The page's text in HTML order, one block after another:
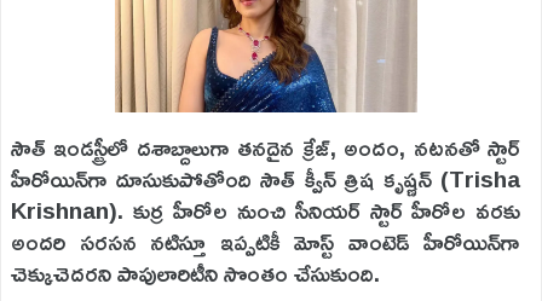
సౌత్ ఇండస్ట్రీలో దశాబ్దాలుగా తనదైన క్రేజ్, అందం, నటనతో స్టార్
హీరోయిన్‌గా దూసుకుపోతోంది సౌత్ క్వీన్ త్రిష కృష్ణన్ (Trisha
Krishnan). కుర్ర హీరోల నుంచి సీనియర్ స్టార్ హీరోల వరకు
అందరి సరసన నటిస్తూ ఇప్పటికీ మోస్ట్ వాంటెడ్ హీరోయిన్‌గా
చెక్కుచెదరని పాపులారిటీని సొంతం చేసుకుంది.